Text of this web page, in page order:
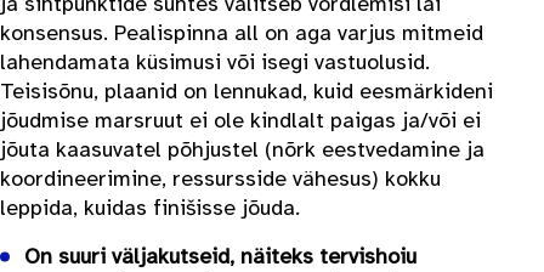
konsensus. Pealispinna all on aga varjus mitmeid
lahendamata küsimusi või isegi vastuolusid.
Teisisõnu, plaanid on lennukad, kuid eesmärkideni
jõudmise marsruut ei ole kindlalt paigas ja/või ei
jõuta kaasuvatel põhjustel (nõrk eestvedamine ja
koordineerimine, ressursside vähesus) kokku
leppida, kuidas finišisse jõuda.
On suuri väljakutseid, näiteks tervishoiu